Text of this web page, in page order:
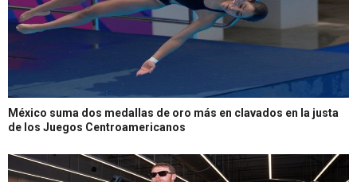
México suma dos medallas de oro más en clavados en la justa
de los Juegos Centroamericanos